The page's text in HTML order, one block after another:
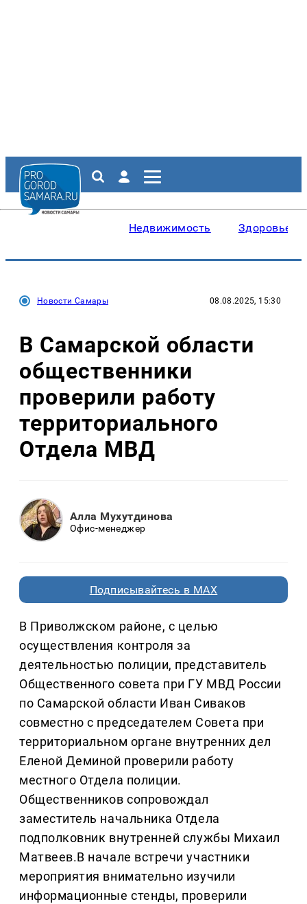
Недвижимость Здоровье
Новости Самары 08.08.2025, 15:30
В Самарской области
общественники
проверили работу
территориального
Отдела МВД
Алла Мухутдинова
Офис-менеджер
Подписывайтесь в MAX
В Приволжском районе, с целью
осуществления контроля за
деятельностью полиции, представитель
Общественного совета при ГУ МВД России
по Самарской области Иван Сиваков
совместно с председателем Совета при
территориальном органе внутренних дел
Еленой Деминой проверили работу
местного Отдела полиции.
Общественников сопровождал
заместитель начальника Отдела
подполковник внутренней службы Михаил
Матвеев.В начале встречи участники
мероприятия внимательно изучили
информационные стенды, проверили